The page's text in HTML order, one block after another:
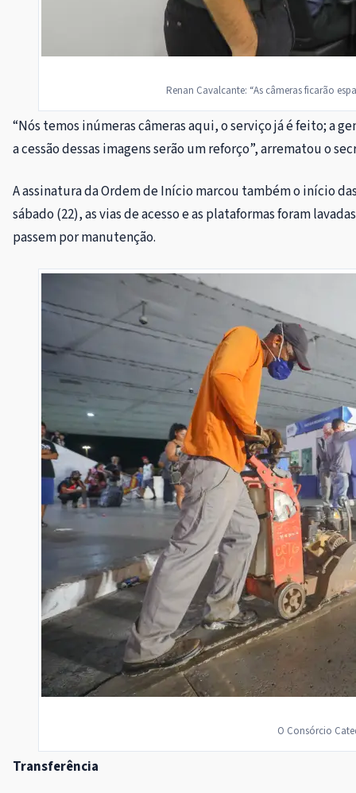
Renan Cavalcante: “As câmeras ficarão
“Nós temos inúmeras câmeras aqui, o serviço já é feito; a
a cessão dessas imagens serão um reforço”, arrematou o
A assinatura da Ordem de Início marcou também o início
sábado (22), as vias de acesso e as plataformas foram
passem por manutenção.
O Consórcio
Transferência